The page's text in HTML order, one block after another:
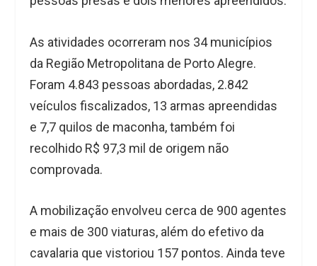
As atividades ocorreram nos 34 municípios
da Região Metropolitana de Porto Alegre.
Foram 4.843 pessoas abordadas, 2.842
veículos fiscalizados, 13 armas apreendidas
e 7,7 quilos de maconha, também foi
recolhido R$ 97,3 mil de origem não
comprovada.
A mobilização envolveu cerca de 900 agentes
e mais de 300 viaturas, além do efetivo da
cavalaria que vistoriou 157 pontos. Ainda teve